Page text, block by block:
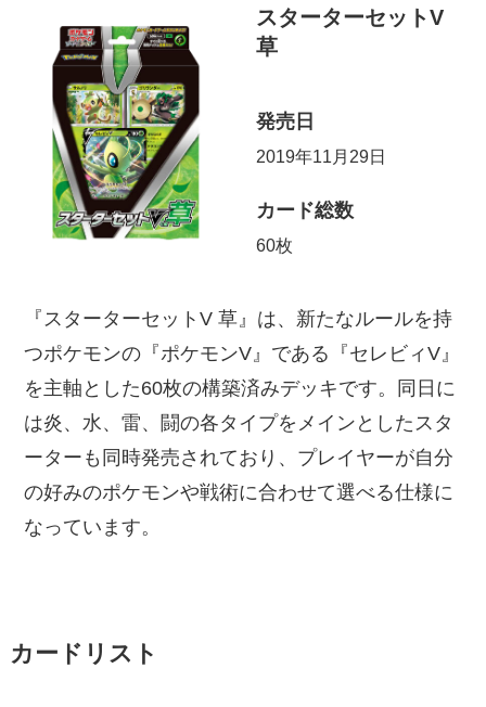
スターターセットV
草
発売日
2019年11月29日
カード総数
60枚
『スターターセットV 草』は、新たなルールを持
つポケモンの『ポケモンV』である『セレビィV』
を主軸とした60枚の構築済みデッキです。同日に
は炎、水、雷、闘の各タイプをメインとしたスタ
ーターも同時発売されており、プレイヤーが自分
の好みのポケモンや戦術に合わせて選べる仕様に
なっています。
カードリスト